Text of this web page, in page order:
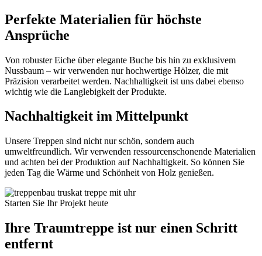
Perfekte Materialien für höchste
Ansprüche
Von robuster Eiche über elegante Buche bis hin zu exklusivem
Nussbaum – wir verwenden nur hochwertige Hölzer, die mit
Präzision verarbeitet werden. Nachhaltigkeit ist uns dabei ebenso
wichtig wie die Langlebigkeit der Produkte.
Nachhaltigkeit im Mittelpunkt
Unsere Treppen sind nicht nur schön, sondern auch
umweltfreundlich. Wir verwenden ressourcenschonende Materialien
und achten bei der Produktion auf Nachhaltigkeit. So können Sie
jeden Tag die Wärme und Schönheit von Holz genießen.
Starten Sie Ihr Projekt heute
Ihre Traumtreppe ist nur einen Schritt
entfernt